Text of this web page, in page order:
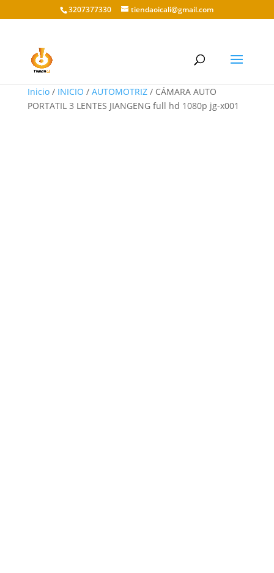
3207377330 tiendaoicali@gmail.com
Inicio/ INICIO / AUTOMOTRIZ/ CÁMARA AUTO
PORTATIL 3 LENTES JIANGENG full hd 1080p jg-x001